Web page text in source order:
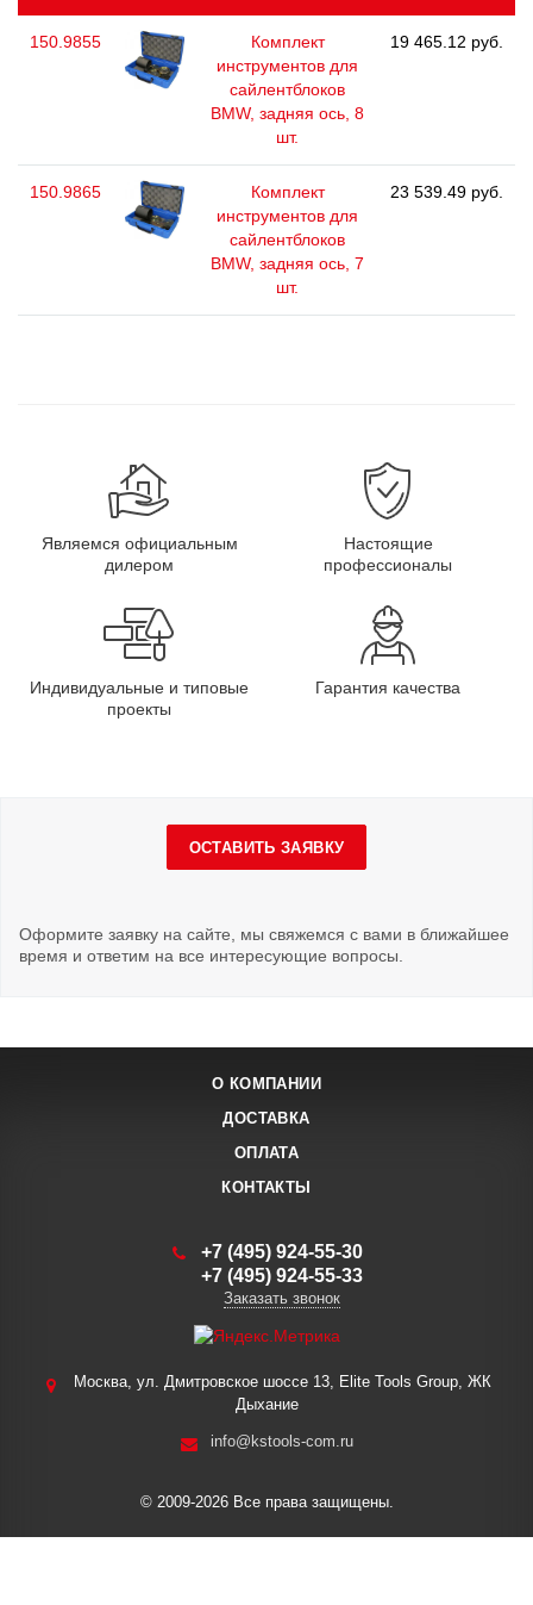
150.9855
Комплект
инструментов для
сайлентблоков
BMW, задняя ось, 8
шт.
19 465.12 руб.
150.9865
Комплект
инструментов для
сайлентблоков
BMW, задняя ось, 7
шт.
23 539.49 руб.
Являемся официальным
дилером
Настоящие
профессионалы
Индивидуальные и типовые
проекты
Гарантия качества
ОСТАВИТЬ ЗАЯВКУ
Оформите заявку на сайте, мы свяжемся с вами в ближайшее
время и ответим на все интересующие вопросы.
О КОМПАНИИ
ДОСТАВКА
ОПЛАТА
КОНТАКТЫ
+7 (495) 924-55-30
+7 (495) 924-55-33
Заказать звонок
Москва, ул. Дмитровское шоссе 13, Elite Tools Group, ЖК
Дыхание
info@kstools-com.ru
© 2009-2026 Все права защищены.